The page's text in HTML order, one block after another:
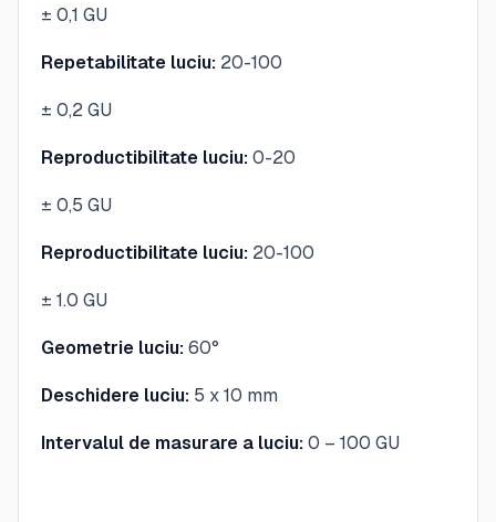
± 0,1 GU
Repetabilitate luciu: 20-100
± 0,2 GU
Reproductibilitate luciu: 0-20
± 0,5 GU
Reproductibilitate luciu: 20-100
± 1.0 GU
Geometrie luciu: 60°
Deschidere luciu: 5 x 10 mm
Intervalul de masurare a luciu: 0 – 100 GU